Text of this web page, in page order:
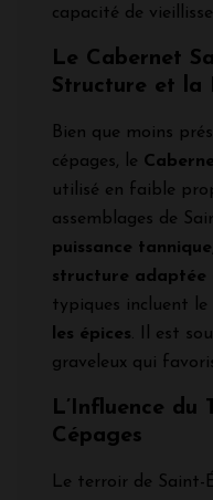
capacité de
Le Cabernet
Structure et la
Bien que moins
cépages, le
utilisé en faible
assemblages de
puissance tannique
structure adaptée
typiques incluent le
les épices. Il est
graveleux qui
L’Influence du
Cépages
Le terroir de Saint-